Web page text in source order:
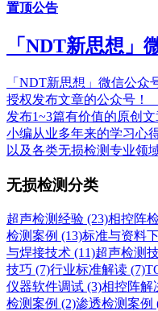
置顶公告
「NDT新思想」
「NDT新思想」微信公
授权发布文章的公众号！
发布1~3篇有价值的原创
小编从业多年来的学习心
以及各类无损检测专业领
无损检测分类
超声检测经验 (23)相控阵
检测案例 (13)标准与资料
与焊接技术 (11)超声检测
技巧 (7)行业标准解读 (7)
仪器软件调试 (3)相控阵解
检测案例 (2)渗透检测案例